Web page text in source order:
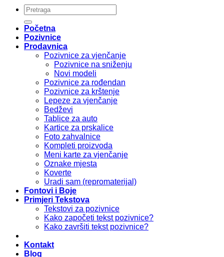
Pretraži:
Početna
Pozivnice
Prodavnica
Pozivnice za vjenčanje
Pozivnice na sniženju
Novi modeli
Pozivnice za rođendan
Pozivnice za krštenje
Lepeze za vjenčanje
Bedževi
Tablice za auto
Kartice za prskalice
Foto zahvalnice
Kompleti proizvoda
Meni karte za vjenčanje
Oznake mjesta
Koverte
Uradi sam (repromaterijal)
Fontovi i Boje
Primjeri Tekstova
Tekstovi za pozivnice
Kako započeti tekst pozivnice?
Kako završiti tekst pozivnice?
Kontakt
Blog